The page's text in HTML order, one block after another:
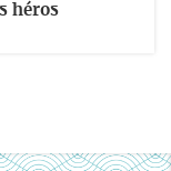
héros